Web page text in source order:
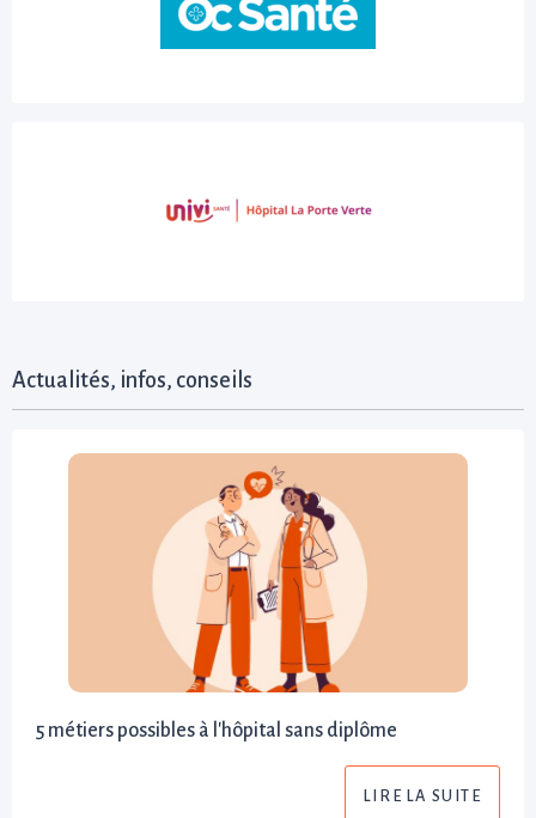
Actualités, infos, conseils
5 métiers possibles à l'hôpital sans diplôme
LIRE LA SUITE